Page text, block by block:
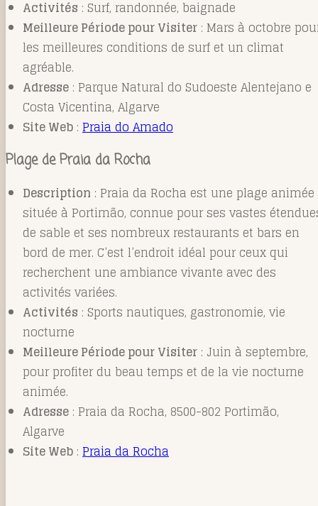
Activités : Surf, randonnée, baignade
Meilleure Période pour Visiter : Mars à octobre
les meilleures conditions de surf et un climat
agréable.
Adresse : Parque Natural do Sudoeste Alentejano e
Costa Vicentina, Algarve
Site Web : Praia do Amado
Plage de Praia da Rocha
Description : Praia da Rocha est une plage animée
située à Portimão, connue pour ses vastes
de sable et ses nombreux restaurants et bars en
bord de mer. C’est l’endroit idéal pour ceux qui
recherchent une ambiance vivante avec des
activités variées.
Activités : Sports nautiques, gastronomie, vie
nocturne
Meilleure Période pour Visiter : Juin à septembre,
pour profiter du beau temps et de la vie nocturne
animée.
Adresse : Praia da Rocha, 8500-802 Portimão,
Algarve
Site Web : Praia da Rocha